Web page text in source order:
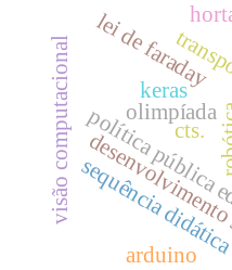
olimpíada
política
visão computacional keras
sequência
cts.
lei de faraday
arduino